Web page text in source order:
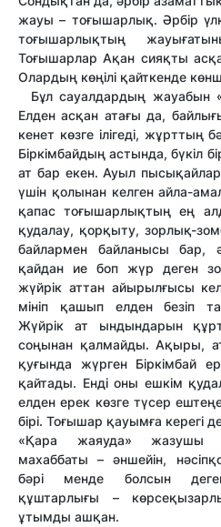
жауы – тоғышарлық. Әрбір
тоғышарлықтың
Тоғышарлар Ақан сияқты
Олардың көңілі қайткенде
Бұл сауалдардың жауабын
Елден асқан атағы да,
кенет көзге ілігеді, жұрттың
Біркімбайдың астында, бүкіл
ат бар екен. Ауыл
үшін қолынан келген айла-
қапас тоғышарлықтың ең
қудалау, қорқыту, зорлық-
байлармен байланысы бар,
қайдан ие боп жүр деген
жүйрік аттан айырылғысы
мініп қашып елден безіп
Жүйрік ат ындындарын
соңынан қалмайды. Ақыры,
қуғында жүрген Біркімбай
қайтады. Енді оны ешкім
елден ерек көзге түсер
бірі. Тоғышар қауымға керегі
«Қара жаяуда» жазушы
махаббаты – әншейін,
бәрі менде болсын
құштарлығы –
ұтымды ашқан.